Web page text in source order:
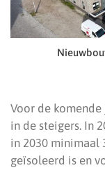
Voor de
in de steigers. In
in 2030 minimaal
geïsoleerd is en